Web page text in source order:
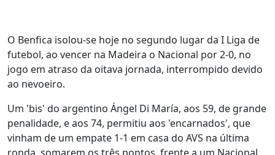
O Benfica isolou-se hoje no segundo lugar da I Liga de
futebol, ao vencer na Madeira o Nacional por 2-0, no
jogo em atraso da oitava jornada, interrompido devido
ao nevoeiro.
Um 'bis' do argentino Ángel Di María, aos 59, de grande
penalidade, e aos 74, permitiu aos 'encarnados', que
vinham de um empate 1-1 em casa do AVS na última